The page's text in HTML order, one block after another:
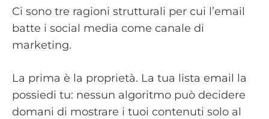
Ci sono tre ragioni strutturali per cui l’email
batte i social media come canale di
marketing.
La prima è la proprietà. La tua lista email la
possiedi tu: nessun algoritmo può decidere
domani di mostrare i tuoi contenuti solo al